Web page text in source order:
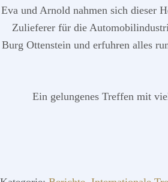
Eva und Arnold nahmen sich dieser
Zulieferer für die
Burg Ottenstein und erfuhren alles
Ein gelungenes Treffen mit